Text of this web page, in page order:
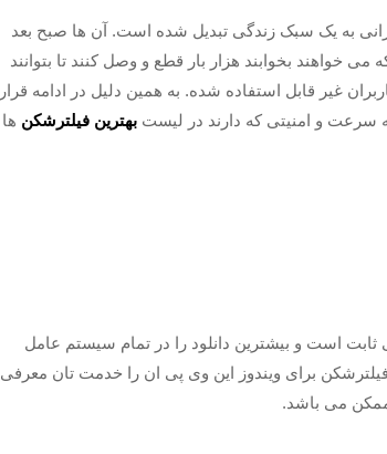
به یک سبک زندگی تبدیل شده است. آن ها صبح بعد
خواهند بخوابند هزار بار قطع و وصل کنند تا بتوانند
غیر قابل استفاده شده. به همین دلیل در ادامه قرار
سرعت و امنیتی که دارند در لیست بهترین فیلترشکن ها
است و بیشترین دانلود را در تمام سیستم عامل
برای ویندوز این وی پی ان را خدمت تان معرفی
ممکن می باشد.